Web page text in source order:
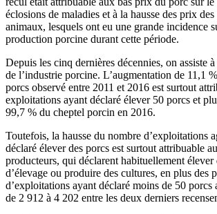
éclosions de maladies et à la hausse des prix
animaux, lesquels ont eu une grande incidence
production porcine durant cette période.
Depuis les cinq dernières décennies, on assiste
de l’industrie porcine. L’augmentation de 11,1
porcs observé entre 2011 et 2016 est surtout
exploitations ayant déclaré élever 50 porcs et
99,7 % du cheptel porcin en 2016.
Toutefois, la hausse du nombre d’exploitations
déclaré élever des porcs est surtout attribuable
producteurs, qui déclarent habituellement élever
d’élevage ou produire des cultures, en plus des
d’exploitations ayant déclaré moins de 50 porcs
de 2 912 à 4 202 entre les deux derniers